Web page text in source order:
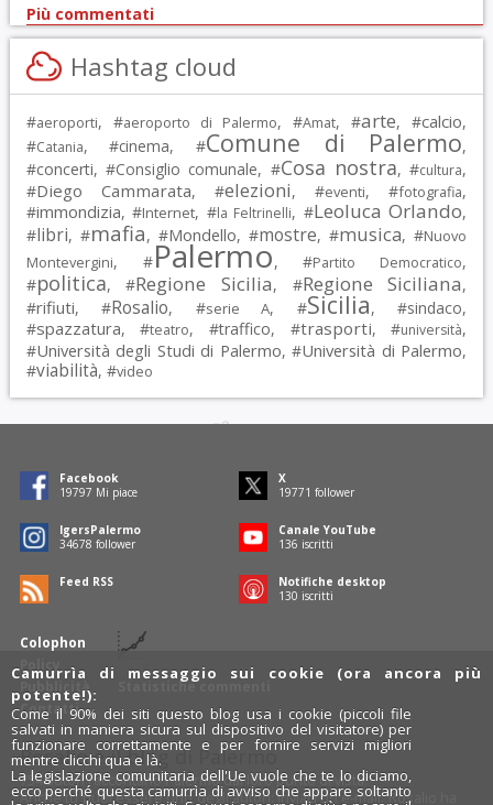
Più commentati
Hashtag cloud
#aeroporti, #aeroporto di Palermo, #Amat, #arte, #calcio,
#Catania, #cinema, #Comune di Palermo,
#concerti, #Consiglio comunale, #Cosa nostra, #cultura,
#Diego Cammarata, #elezioni, #eventi, #fotografia,
#immondizia, #Internet, #la Feltrinelli, #Leoluca Orlando,
#libri, #mafia, #Mondello, #mostre, #musica, #Nuovo
Montevergini, #Palermo, #Partito Democratico,
#politica, #Regione Sicilia, #Regione Siciliana,
#rifiuti, #Rosalio, #serie A, #Sicilia, #sindaco,
#spazzatura, #teatro, #traffico, #trasporti, #università,
#Università degli Studi di Palermo, #Università di Palermo,
#viabilità, #video
Colophon
Policy
Pubblicità
Contatti
Statistiche commenti
Facebook
19797 Mi piace
X
19771 follower
IgersPalermo
34678 follower
Canale YouTube
136 iscritti
Feed RSS
Notifiche desktop
130 iscritti
Rosalio è il blog di Palermo
754 autoriraccontano Palermo dal loro punto di vista.
Anche tu puoi essere uno degli autori: inviaci un' e-mail. Rosalio ha
Camurrìa di messaggio sui cookie (ora ancora più
potente!):
Come il 90% dei siti questo blog usa i cookie (piccoli file
salvati in maniera sicura sul dispositivo del visitatore) per
funzionare correttamente e per fornire servizi migliori
mentre clicchi qua e là.
La legislazione comunitaria dell'Ue vuole che te lo diciamo,
ecco perché questa camurrìa di avviso che appare soltanto